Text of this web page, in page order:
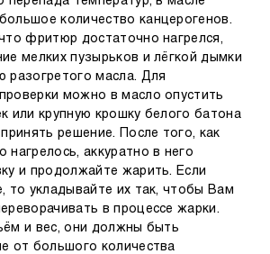
количество канцерогенов.
фритюр достаточно нагрелся,
мелких пузырьков и лёгкой дымки
разогретого масла. Для
можно в масло опустить
или крупную крошку белого батона
решение. После того, как
нагрелось, аккуратно в него
и продолжайте жарить. Если
то укладывайте их так, чтобы Вам
в процессе жарки.
и вес, они должны быть
от большого количества